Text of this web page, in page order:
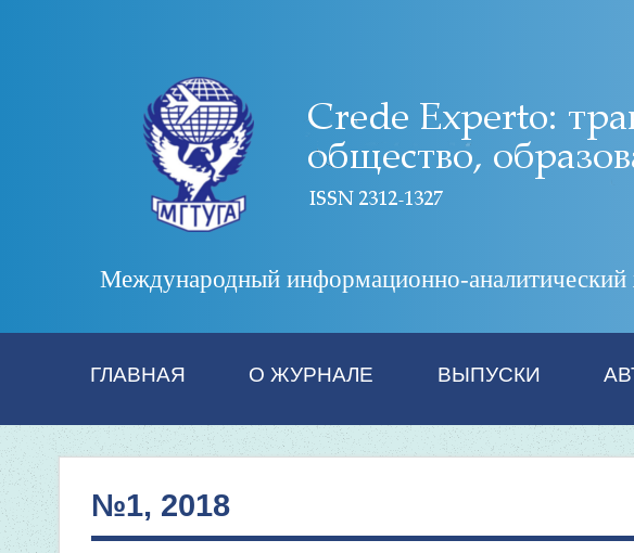
Международный информационно-аналитический
ГЛАВНАЯ О ЖУРНАЛЕ ВЫПУСКИ
№1, 2018